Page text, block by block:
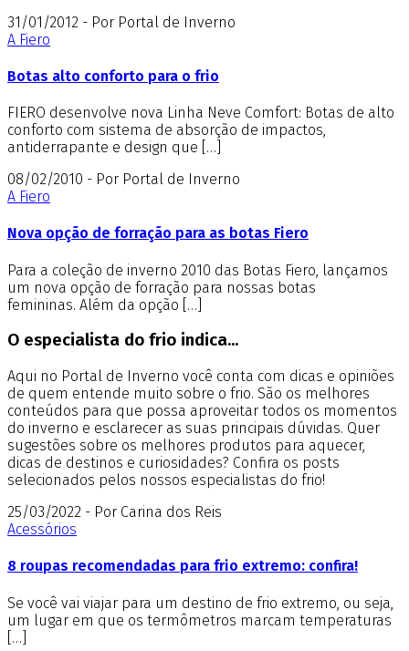
31/01/2012 - Por Portal de Inverno
A Fiero
Botas alto conforto para o frio
FIERO desenvolve nova Linha Neve Comfort: Botas de alto
conforto com sistema de absorção de impactos,
antiderrapante e design que […]
08/02/2010 - Por Portal de Inverno
A Fiero
Nova opção de forração para as botas Fiero
Para a coleção de inverno 2010 das Botas Fiero, lançamos
um nova opção de forração para nossas botas
femininas. Além da opção […]
O especialista do frio indica...
Aqui no Portal de Inverno você conta com dicas e opiniões
de quem entende muito sobre o frio. São os melhores
conteúdos para que possa aproveitar todos os momentos
do inverno e esclarecer as suas principais dúvidas. Quer
sugestões sobre os melhores produtos para aquecer,
dicas de destinos e curiosidades? Confira os posts
selecionados pelos nossos especialistas do frio!
25/03/2022 - Por Carina dos Reis
Acessórios
8 roupas recomendadas para frio extremo: confira!
Se você vai viajar para um destino de frio extremo, ou seja,
um lugar em que os termômetros marcam temperaturas
[…]